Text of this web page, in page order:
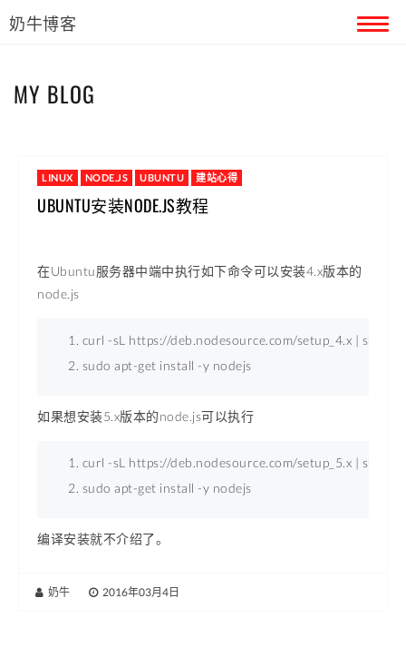
奶牛博客
MY BLOG
LINUX NODE.JS UBUNTU 建站心得
UBUNTU安装NODE.JS教程
在Ubuntu服务器中端中执行如下命令可以安装4.x版本的
node.js
curl -sL https://deb.nodesource.com/setup_4.x | sudo -
sudo apt-get install -y nodejs
如果想安装5.x版本的node.js可以执行
curl -sL https://deb.nodesource.com/setup_5.x | sudo -
sudo apt-get install -y nodejs
编译安装就不介绍了。
奶牛 2016年03月4日